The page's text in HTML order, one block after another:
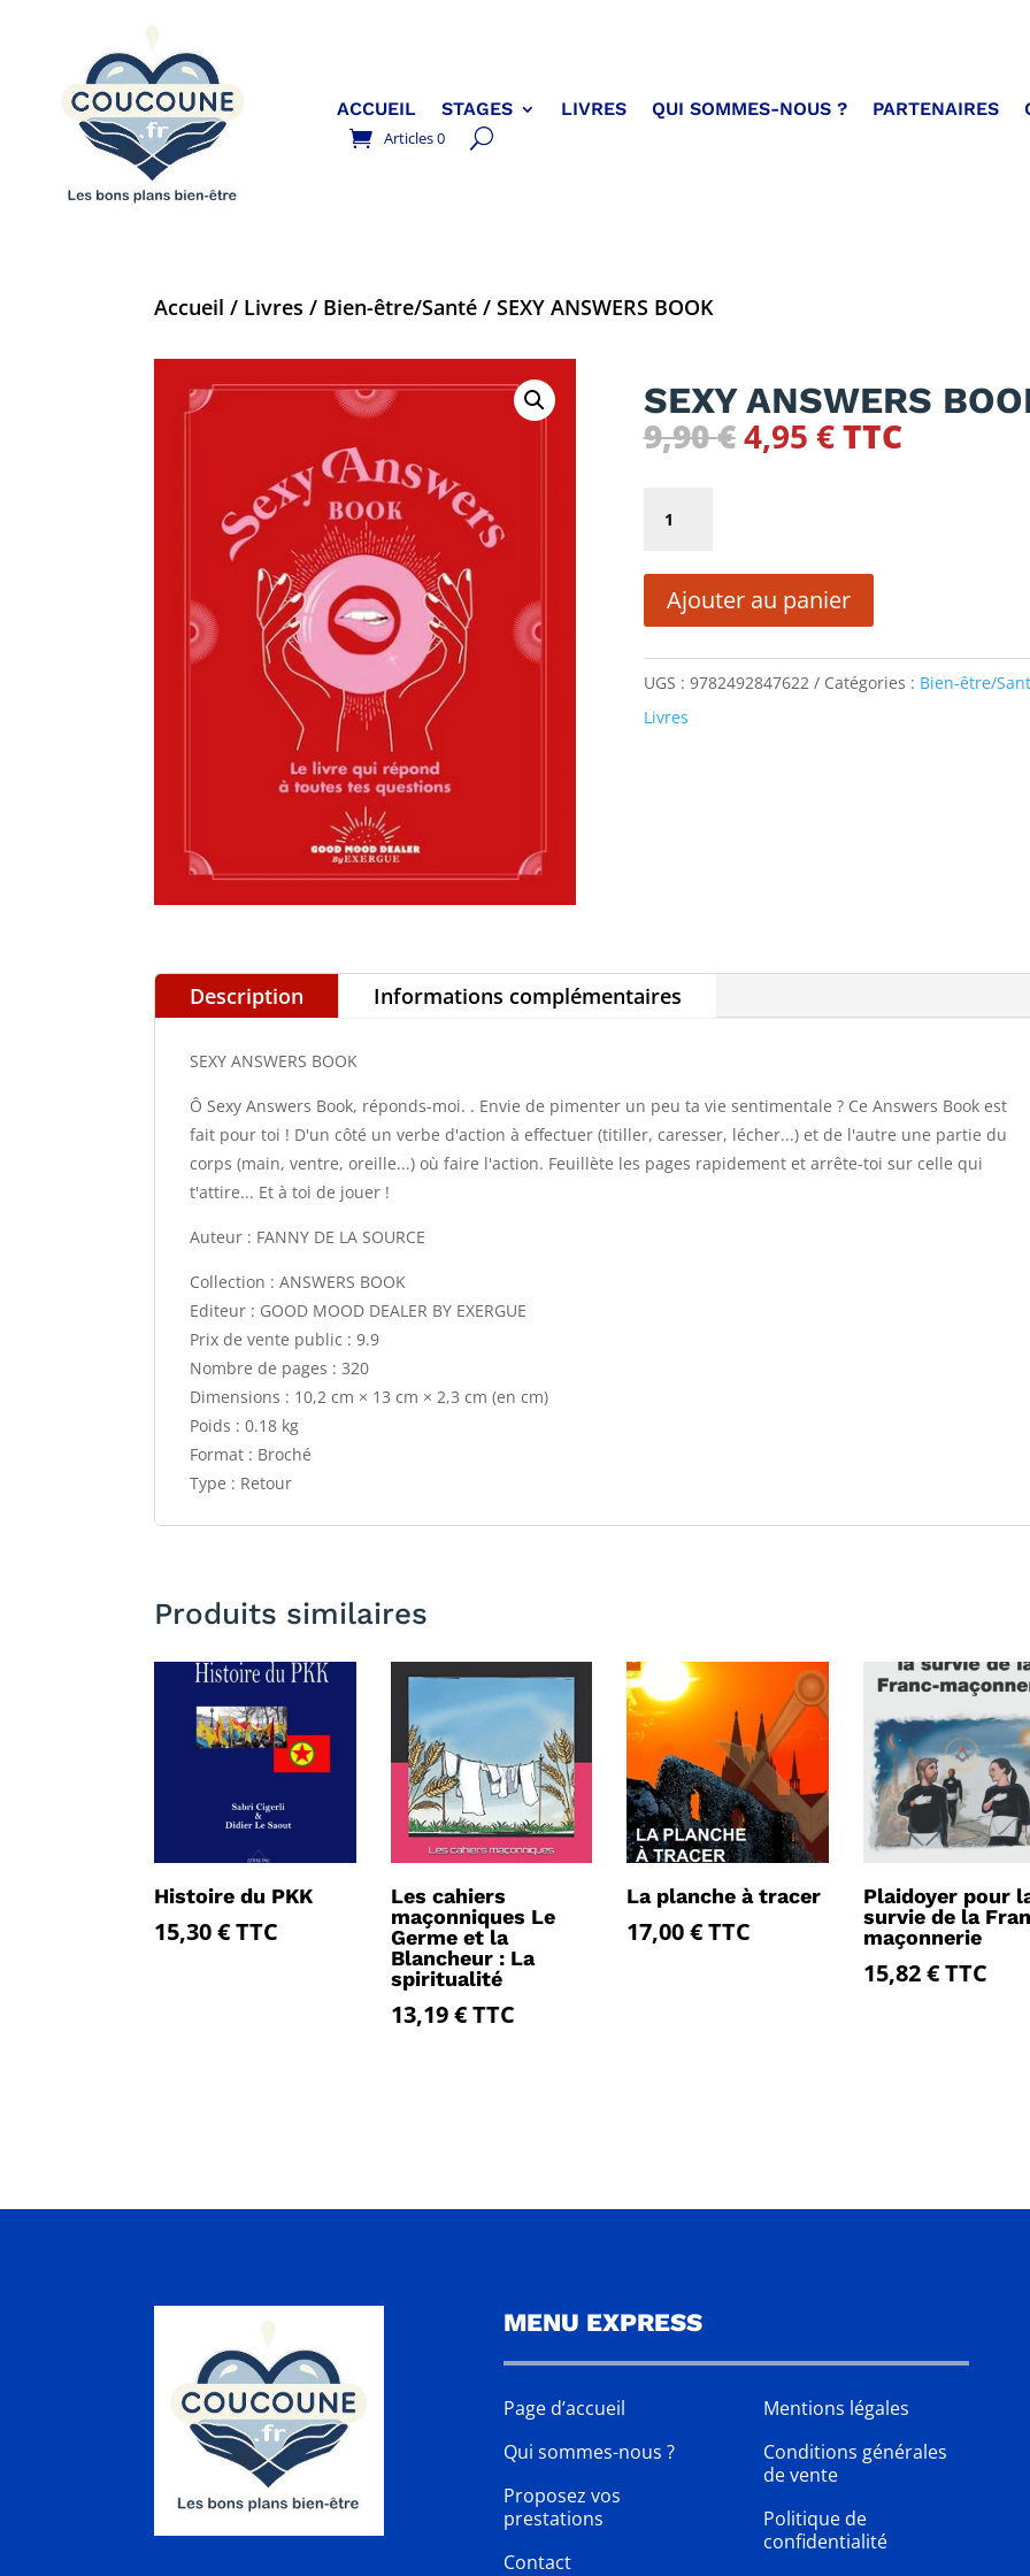
ACCUEIL STAGES LIVRES QUI SOMMES-NOUS ? PARTENAIRES
Articles 0
Accueil / Livres / Bien-être/Santé / SEXY ANSWERS BOOK
SEXY ANSWERS
9,90€Le
9,90 €.
4,95 €Le
4,95 €.
TTC
SEXY
ANSWERS
Ajouter au panier
UGS : 9782492847622 Catégories : Bien-être/
Livres
Description Informations complémentaires
SEXY ANSWERS BOOK
Ô Sexy Answers Book, réponds-moi. . Envie de pimenter un peu ta vie sentimentale ? Ce Answers Book est
fait pour toi ! D'un côté un verbe d'action à effectuer (titiller, caresser, lécher...) et de l'autre une partie du
corps (main, ventre, oreille...) où faire l'action. Feuillète les pages rapidement et arrête-toi sur celle qui
t'attire... Et à toi de jouer !
Auteur : FANNY DE LA SOURCE
Collection : ANSWERS BOOK
Editeur : GOOD MOOD DEALER BY EXERGUE
Prix de vente public : 9.9
Nombre de pages : 320
Dimensions : 10,2 cm × 13 cm × 2,3 cm (en cm)
Poids : 0.18 kg
Format : Broché
Type : Retour
Produits similaires
Histoire du PKK
15,30€ TTC
Les cahiers
maçonniques Le
Germe et la
Blancheur : La
spiritualité
13,19€TTC
La planche à tracer
17,00€TTC
Plaidoyer pour
survie de la
maçonnerie
15,82€TTC
MENU EXPRESS
Page d’accueil
Qui sommes-nous ?
Proposez vos
prestations
Contact
Mentions légales
Conditions générales
de vente
Politique de
confidentialité